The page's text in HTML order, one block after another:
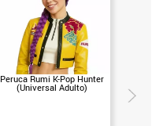
Peruca Rumi K-Pop Hunter
(Universal Adulto)